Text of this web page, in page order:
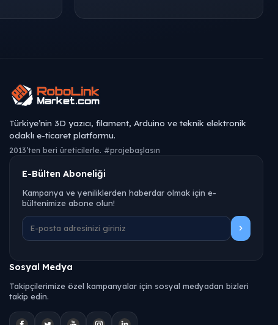
Türkiye’nin 3D yazıcı, filament, Arduino ve teknik elektronik
odaklı e-ticaret platformu.
2013’ten beri üreticilerle. #projebaşlasın
E-Bülten Aboneliği
Kampanya ve yeniliklerden haberdar olmak için e-
bültenimize abone olun!
Sosyal Medya
Takipçilerimize özel kampanyalar için sosyal medyadan bizleri
takip edin.